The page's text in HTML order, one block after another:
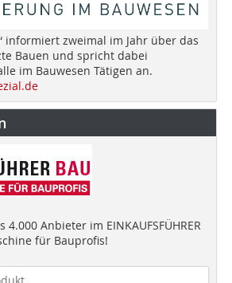
informiert zweimal im Jahr über das
Bauen und spricht dabei
im Bauwesen Tätigen an.
Anbieter im EINKAUFSFÜHRER
für Bauprofis!